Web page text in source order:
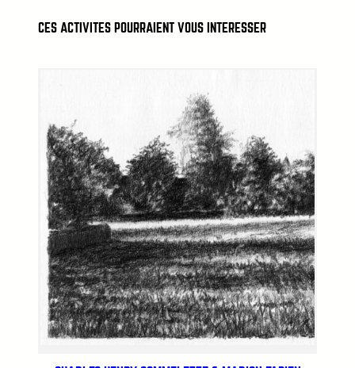
CES ACTIVITÉS POURRAIENT VOUS INTÉRESSER